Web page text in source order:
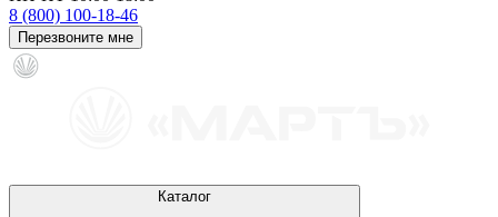
8 (800) 100-18-46
Перезвоните мне
Каталог